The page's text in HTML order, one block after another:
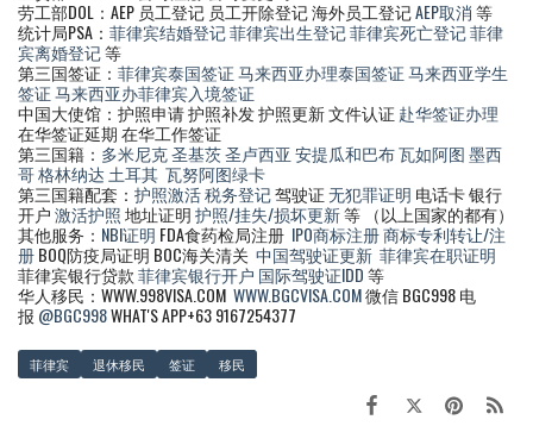
劳工部DOL：AEP 员工登记 员工开除登记 海外员工登记AEP取消等
统计局PSA： 菲律宾结婚登记菲律宾出生登记菲律宾死亡登记菲律
宾离婚登记等
第三国签证： 菲律宾泰国签证马来西亚办理泰国签证马来西亚学生
签证马来西亚办菲律宾入境签证
中国大使馆：护照申请 护照补发 护照更新 文件认证 赴华签证办理
在华签证延期 在华工作签证
第三国籍： 多米尼克圣基茨圣卢西亚安提瓜和巴布瓦如阿图墨西
哥格林纳达 土耳其 瓦努阿图绿卡
第三国籍配套： 护照激活税务登记驾驶证无犯罪证明 电话卡 银行
开户激活护照地址证明护照/挂失/损坏更新等 （以上国家的都有）
其他服务： NBI证明 FDA食药检局注册 IPO商标注册商标专利转让/注
册BOQ防疫局证明 BOC海关清关 中国驾驶证更新 菲律宾在职证明
菲律宾银行贷款菲律宾银行开户 国际驾驶证IDD等
华人移民：WWW.998VISA.COM WWW.BGCVISA.COM微信 BGC998 电
报 @BGC998WHAT'S APP+63 9167254377
菲律宾 退休移民 签证 移民